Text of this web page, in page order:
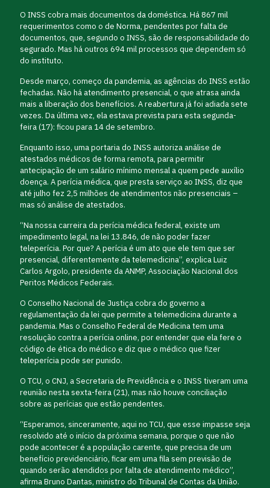
O INSS cobra mais documentos da doméstica. Há 867 mil
requerimentos como o de Norma, pendentes por falta de
documentos, que, segundo o INSS, são de responsabilidade do
segurado. Mas há outros 694 mil processos que dependem só
do instituto.
Desde março, começo da pandemia, as agências do INSS estão
fechadas. Não há atendimento presencial, o que atrasa ainda
mais a liberação dos benefícios. A reabertura já foi adiada sete
vezes. Da última vez, ela estava prevista para esta segunda-
feira (17): ficou para 14 de setembro.
Enquanto isso, uma portaria do INSS autoriza análise de
atestados médicos de forma remota, para permitir
antecipação de um salário mínimo mensal a quem pede auxílio
doença. A perícia médica, que presta serviço ao INSS, diz que
até julho fez 2,5 milhões de atendimentos não presenciais –
mas só análise de atestados.
“Na nossa carreira da perícia médica federal, existe um
impedimento legal, na lei 13.846, de não poder fazer
teleperícia. Por que? A perícia é um ato que ele tem que ser
presencial, diferentemente da telemedicina”, explica Luiz
Carlos Argolo, presidente da ANMP, Associação Nacional dos
Peritos Médicos Federais.
O Conselho Nacional de Justiça cobra do governo a
regulamentação da lei que permite a telemedicina durante a
pandemia. Mas o Conselho Federal de Medicina tem uma
resolução contra a perícia online, por entender que ela fere o
código de ética do médico e diz que o médico que fizer
teleperícia pode ser punido.
O TCU, o CNJ, a Secretaria de Previdência e o INSS tiveram uma
reunião nesta sexta-feira (21), mas não houve conciliação
sobre as perícias que estão pendentes.
“Esperamos, sinceramente, aqui no TCU, que esse impasse seja
resolvido até o início da próxima semana, porque o que não
pode acontecer é a população carente, que precisa de um
benefício previdenciário, ficar em uma fila sem previsão de
quando serão atendidos por falta de atendimento médico”,
afirma Bruno Dantas, ministro do Tribunal de Contas da União.